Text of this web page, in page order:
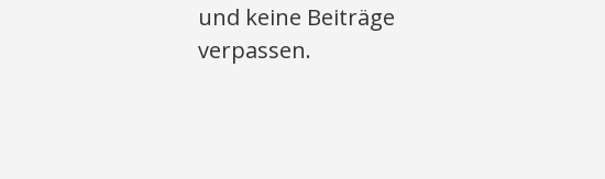
und keine Beiträge
verpassen.